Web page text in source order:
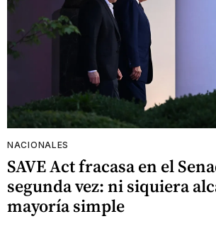
NACIONALES
SAVE Act fracasa en el
segunda vez: ni siquiera
mayoría simple